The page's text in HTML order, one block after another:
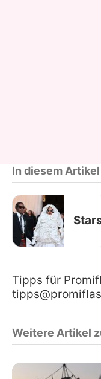
In diesem Artikel
Tipps für
Weitere Artikel